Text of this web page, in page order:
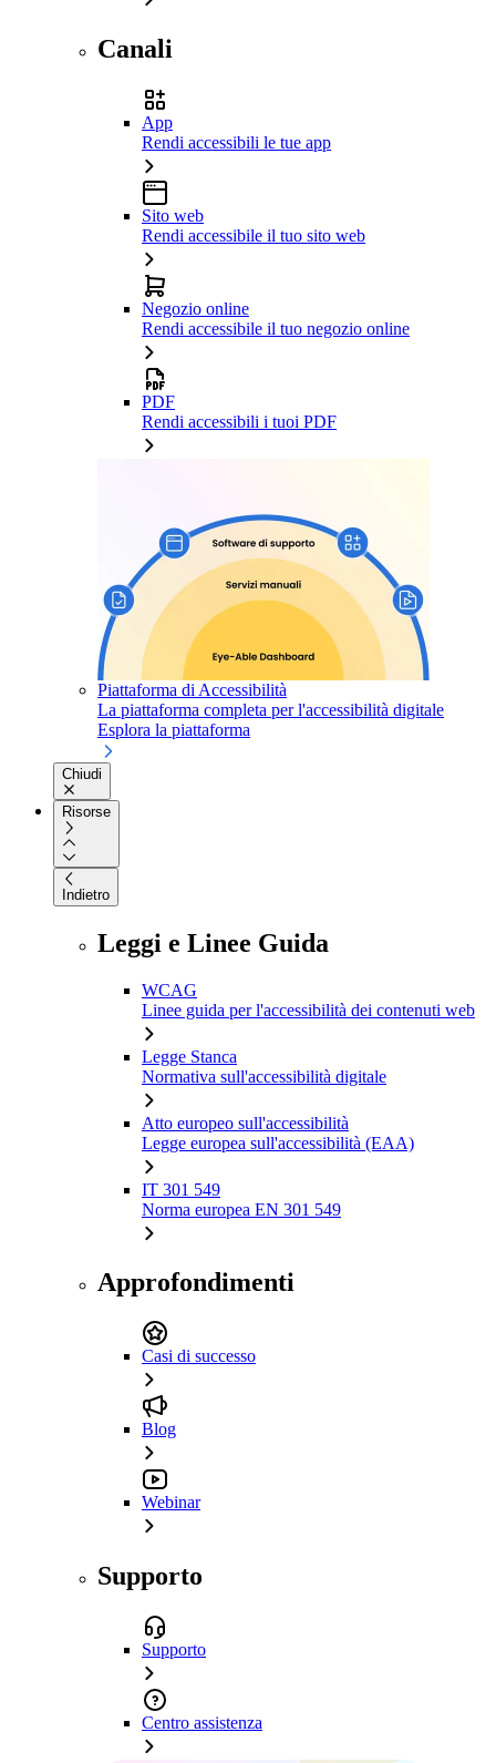
Canali
App
Rendi accessibili le tue app
Sito web
Rendi accessibile il tuo sito web
Negozio online
Rendi accessibile il tuo negozio online
PDF
Rendi accessibili i tuoi PDF
Piattaforma di Accessibilità
La piattaforma completa per l'accessibilità digitale
Esplora la piattaforma
Chiudi
Risorse
Indietro
Leggi e Linee Guida
WCAG
Linee guida per l'accessibilità dei contenuti web
Legge Stanca
Normativa sull'accessibilità digitale
Atto europeo sull'accessibilità
Legge europea sull'accessibilità (EAA)
IT 301 549
Norma europea EN 301 549
Approfondimenti
Casi di successo
Blog
Webinar
Supporto
Supporto
Centro assistenza